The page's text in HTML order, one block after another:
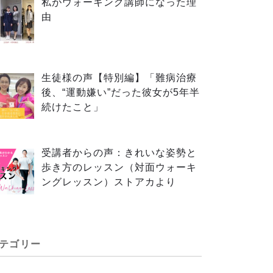
由
生徒様の声【特別編】「難病治療
後、“運動嫌い”だった彼女が5年半
続けたこと」
受講者からの声：きれいな姿勢と
歩き方のレッスン（対面ウォーキ
ングレッスン）ストアカより
ゴリー